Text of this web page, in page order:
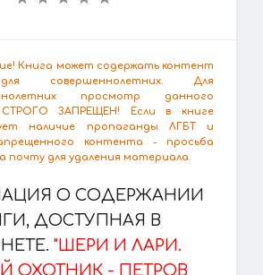
Книга может содержать контент
совершеннолетних. Для
просмотр данного
ЗАПРЕЩЕН! Если в книге
наличие пропаганды ЛГБТ и
контента - просьба
почту для удаления материала.
О СОДЕРЖАНИИ
ДОСТУПНАЯ В
"ШЕРИ И ЛАРИ.
ОХОТНИК - ПЕТРОВ